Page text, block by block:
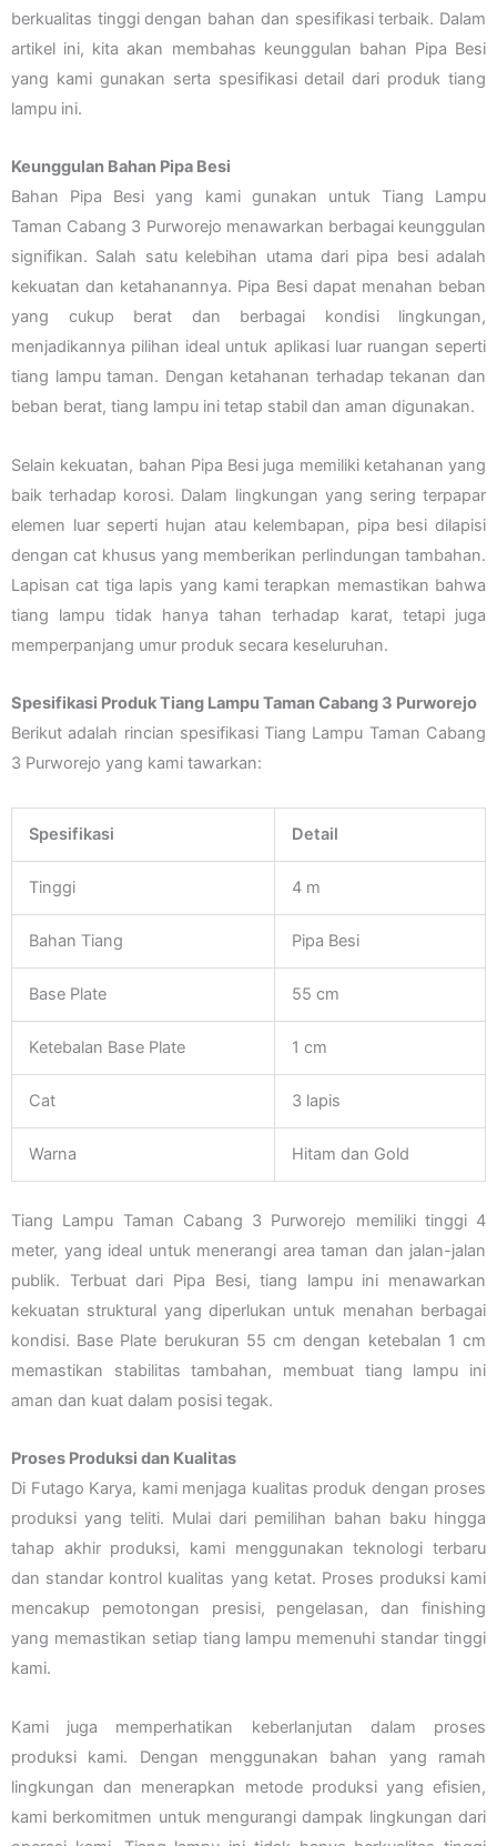
berkualitas tinggi dengan bahan dan spesifikasi terbaik. Dalam
artikel ini, kita akan membahas keunggulan bahan Pipa Besi
yang kami gunakan serta spesifikasi detail dari produk tiang
lampu ini.
Keunggulan Bahan Pipa Besi
Bahan Pipa Besi yang kami gunakan untuk Tiang Lampu
Taman Cabang 3 Purworejo menawarkan berbagai keunggulan
signifikan. Salah satu kelebihan utama dari pipa besi adalah
kekuatan dan ketahanannya. Pipa Besi dapat menahan beban
yang cukup berat dan berbagai kondisi lingkungan,
menjadikannya pilihan ideal untuk aplikasi luar ruangan seperti
tiang lampu taman. Dengan ketahanan terhadap tekanan dan
beban berat, tiang lampu ini tetap stabil dan aman digunakan.
Selain kekuatan, bahan Pipa Besi juga memiliki ketahanan yang
baik terhadap korosi. Dalam lingkungan yang sering terpapar
elemen luar seperti hujan atau kelembapan, pipa besi dilapisi
dengan cat khusus yang memberikan perlindungan tambahan.
Lapisan cat tiga lapis yang kami terapkan memastikan bahwa
tiang lampu tidak hanya tahan terhadap karat, tetapi juga
memperpanjang umur produk secara keseluruhan.
Spesifikasi Produk Tiang Lampu Taman Cabang 3 Purworejo
Berikut adalah rincian spesifikasi Tiang Lampu Taman Cabang
3 Purworejo yang kami tawarkan:
Spesifikasi Detail
Tinggi 4 m
Bahan Tiang Pipa Besi
Base Plate 55 cm
Ketebalan Base Plate 1 cm
Cat 3 lapis
Warna Hitam dan Gold
Tiang Lampu Taman Cabang 3 Purworejo memiliki tinggi 4
meter, yang ideal untuk menerangi area taman dan jalan-jalan
publik. Terbuat dari Pipa Besi, tiang lampu ini menawarkan
kekuatan struktural yang diperlukan untuk menahan berbagai
kondisi. Base Plate berukuran 55 cm dengan ketebalan 1 cm
memastikan stabilitas tambahan, membuat tiang lampu ini
aman dan kuat dalam posisi tegak.
Proses Produksi dan Kualitas
Di Futago Karya, kami menjaga kualitas produk dengan proses
produksi yang teliti. Mulai dari pemilihan bahan baku hingga
tahap akhir produksi, kami menggunakan teknologi terbaru
dan standar kontrol kualitas yang ketat. Proses produksi kami
mencakup pemotongan presisi, pengelasan, dan finishing
yang memastikan setiap tiang lampu memenuhi standar tinggi
kami.
Kami juga memperhatikan keberlanjutan dalam proses
produksi kami. Dengan menggunakan bahan yang ramah
lingkungan dan menerapkan metode produksi yang efisien,
kami berkomitmen untuk mengurangi dampak lingkungan dari